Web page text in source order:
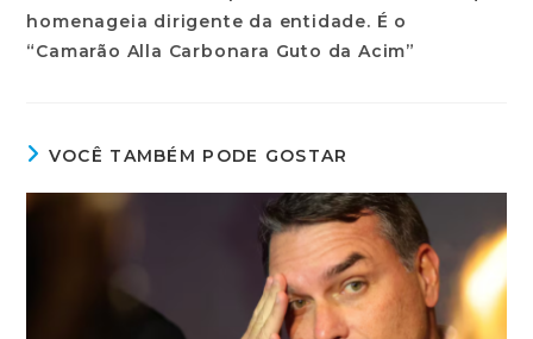
VOCÊ TAMBÉM PODE GOSTAR